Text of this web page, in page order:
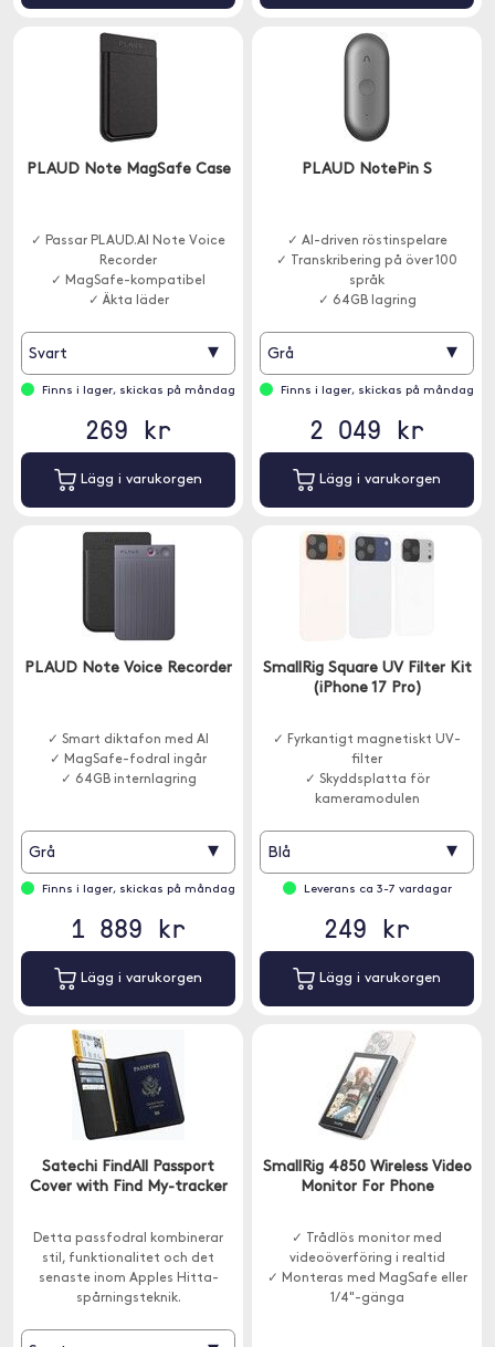
PLAUD Note MagSafe Case
✓ Passar PLAUD.AI Note Voice
Recorder
✓ MagSafe-kompatibel
✓ Äkta läder
Svart ▾
Finns i lager, skickas på måndag
269 kr
Lägg i varukorgen
PLAUD NotePin S
✓ AI-driven röstinspelare
✓ Transkribering på över 100
språk
✓ 64GB lagring
Grå ▾
Finns i lager, skickas på måndag
2 049 kr
Lägg i varukorgen
PLAUD Note Voice Recorder
✓ Smart diktafon med AI
✓ MagSafe-fodral ingår
✓ 64GB internlagring
Grå ▾
Finns i lager, skickas på måndag
1 889 kr
Lägg i varukorgen
SmallRig Square UV Filter Kit
(iPhone 17 Pro)
✓ Fyrkantigt magnetiskt UV-
filter
✓ Skyddsplatta för
kameramodulen
Blå ▾
Leverans ca 3-7 vardagar
249 kr
Lägg i varukorgen
Satechi FindAll Passport
Cover with Find My-tracker
Detta passfodral kombinerar
stil, funktionalitet och det
senaste inom Apples Hitta-
spårningsteknik.
SmallRig 4850 Wireless Video
Monitor For Phone
✓ Trådlös monitor med
videoöverföring i realtid
✓ Monteras med MagSafe eller
1/4"-gänga